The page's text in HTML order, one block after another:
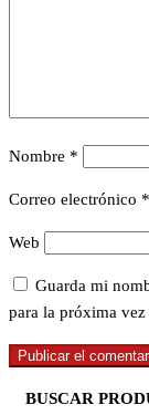
Nombre *
Correo electrónico *
Web
Guarda mi
para la próxima vez
BUSCAR